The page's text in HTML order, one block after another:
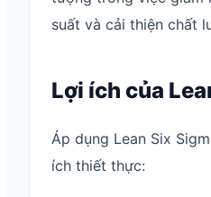
suất và cải thiện chất
Lợi ích của
Áp dụng Lean Six
ích thiết thực: